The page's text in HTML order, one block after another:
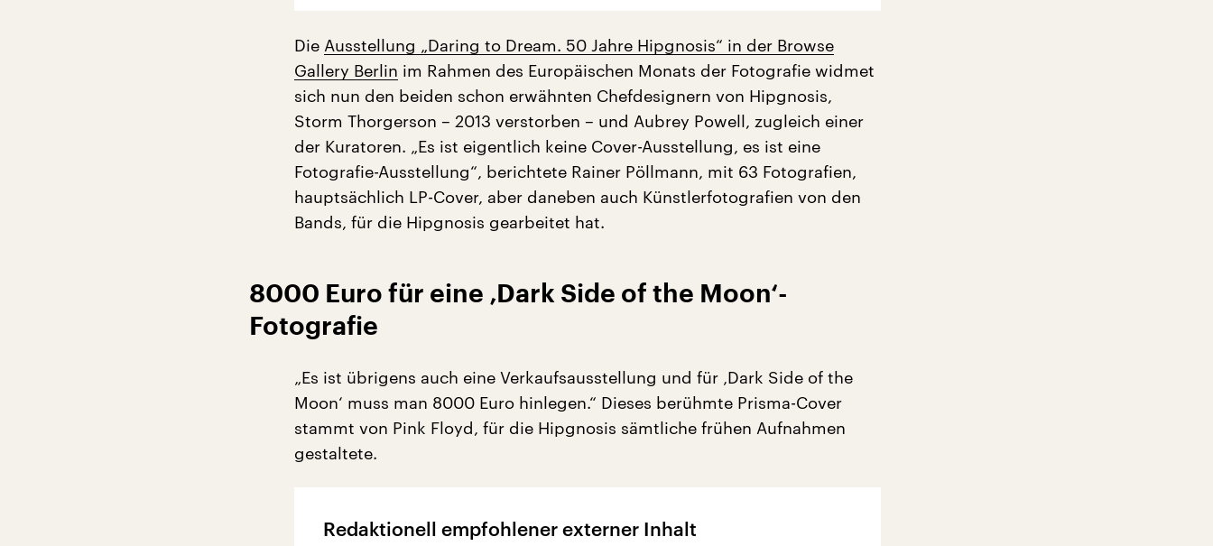
Die Ausstellung „Daring to Dream. 50 Jahre Hipgnosis“ in der Browse
Gallery Berlin im Rahmen des Europäischen Monats der Fotografie widmet
sich nun den beiden schon erwähnten Chefdesignern von Hipgnosis,
Storm Thorgerson – 2013 verstorben – und Aubrey Powell, zugleich einer
der Kuratoren. „Es ist eigentlich keine Cover-Ausstellung, es ist eine
Fotografie-Ausstellung“, berichtete Rainer Pöllmann, mit 63 Fotografien,
hauptsächlich LP-Cover, aber daneben auch Künstlerfotografien von den
Bands, für die Hipgnosis gearbeitet hat.
8000 Euro für eine ‚Dark Side of the Moon‘-
Fotografie
„Es ist übrigens auch eine Verkaufsausstellung und für ‚Dark Side of the
Moon‘ muss man 8000 Euro hinlegen.“ Dieses berühmte Prisma-Cover
stammt von Pink Floyd, für die Hipgnosis sämtliche frühen Aufnahmen
gestaltete.
Redaktionell empfohlener externer Inhalt